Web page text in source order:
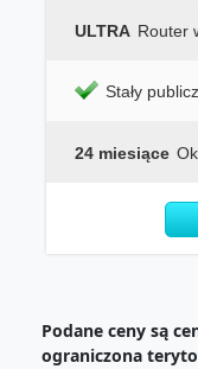
ULTRA Router
Stały
24 miesiące
Podane ceny są
ograniczona